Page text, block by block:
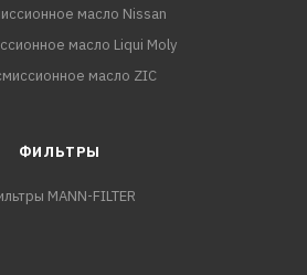
масло Nissan
масло Liqui Moly
масло ZIC
ФИЛЬТРЫ
MANN-FILTER